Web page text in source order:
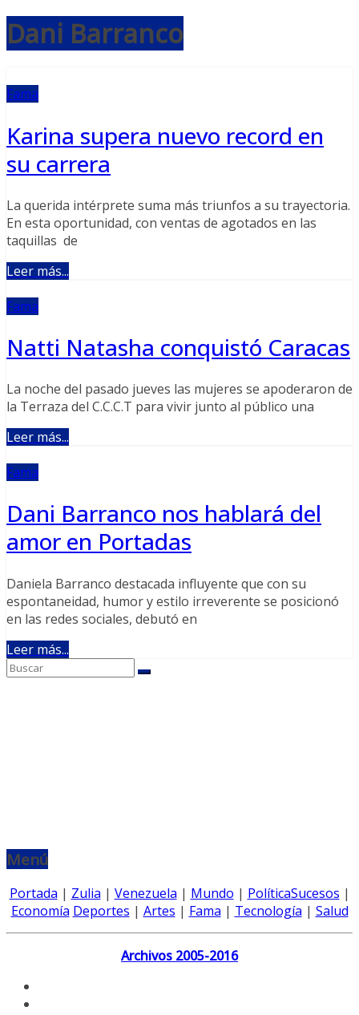
Dani Barranco
Fama
Karina supera nuevo record en
su carrera
La querida intérprete suma más triunfos a su trayectoria.
En esta oportunidad, con ventas de agotados en las
taquillas de
Leer más...
Fama
Natti Natasha conquistó Caracas
La noche del pasado jueves las mujeres se apoderaron de
la Terraza del C.C.C.T para vivir junto al público una
Leer más...
Fama
Dani Barranco nos hablará del
amor en Portadas
Daniela Barranco destacada influyente que con su
espontaneidad, humor y estilo irreverente se posicionó
en las redes sociales, debutó en
Leer más...
Menú
Portada | Zulia | Venezuela | Mundo | PolíticaSucesos |
Economía Deportes | Artes | Fama | Tecnología | Salud
Archivos 2005-2016